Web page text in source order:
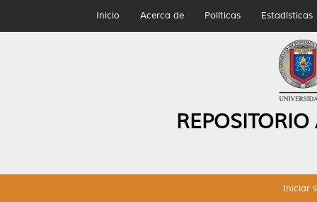
Inicio Acerca de Políticas Estadísticas
Iniciar